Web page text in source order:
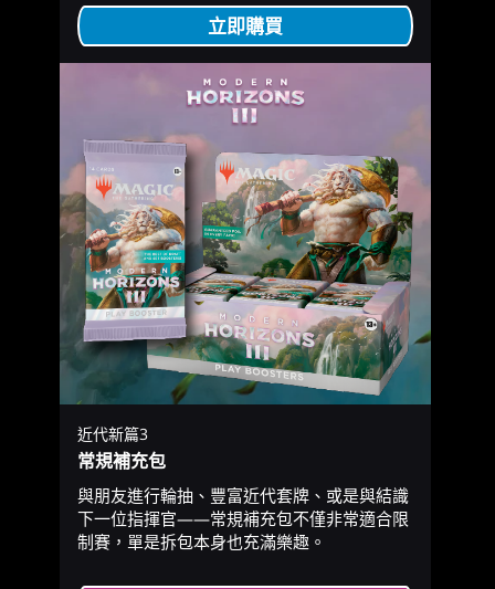
立即購買
近代新篇3
常規補充包
與朋友進行輪抽、豐富近代套牌、或是與結識
下一位指揮官——常規補充包不僅非常適合限
制賽，單是拆包本身也充滿樂趣。